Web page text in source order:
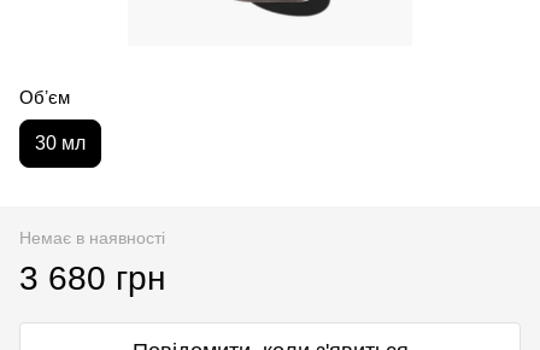
Обʼєм
30 мл
Немає в наявності
3 680 грн